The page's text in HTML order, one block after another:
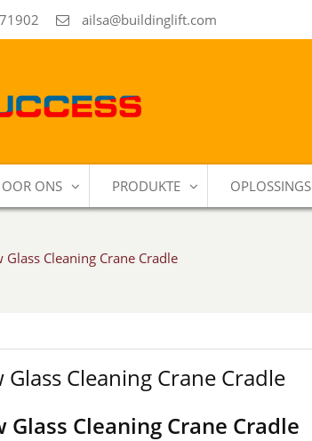
ailsa@buildinglift.com
OOR ONS PRODUKTE OPLOSSINGS
Glass Cleaning Crane Cradle
Cleaning Crane Cradle
Glass Cleaning Crane Cradle